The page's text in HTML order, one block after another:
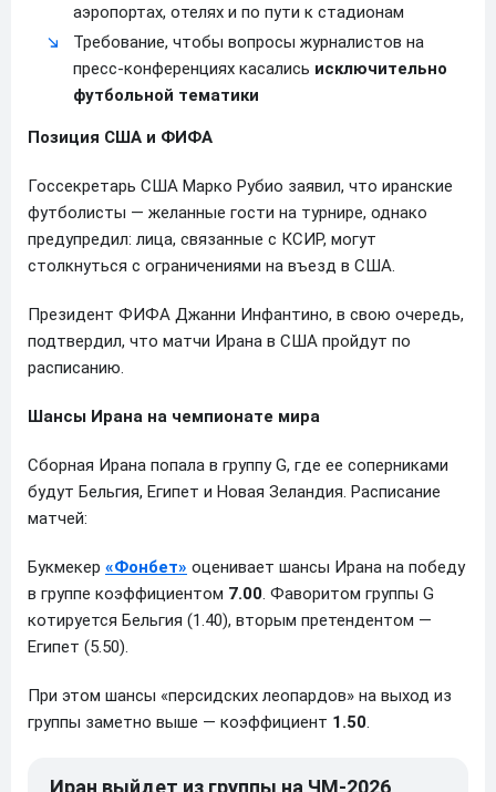
аэропортах, отелях и по пути к стадионам
Требование, чтобы вопросы журналистов на
пресс-конференциях касались исключительно
футбольной тематики
Позиция США и ФИФА
Госсекретарь США Марко Рубио заявил, что иранские
футболисты — желанные гости на турнире, однако
предупредил: лица, связанные с КСИР, могут
столкнуться с ограничениями на въезд в США.
Президент ФИФА Джанни Инфантино, в свою очередь,
подтвердил, что матчи Ирана в США пройдут по
расписанию.
Шансы Ирана на чемпионате мира
Сборная Ирана попала в группу G, где ее соперниками
будут Бельгия, Египет и Новая Зеландия. Расписание
матчей:
Букмекер «Фонбет» оценивает шансы Ирана на победу
в группе коэффициентом 7.00. Фаворитом группы G
котируется Бельгия (1.40), вторым претендентом —
Египет (5.50).
При этом шансы «персидских леопардов» на выход из
группы заметно выше — коэффициент 1.50.
Иран выйдет из группы на ЧМ-2026